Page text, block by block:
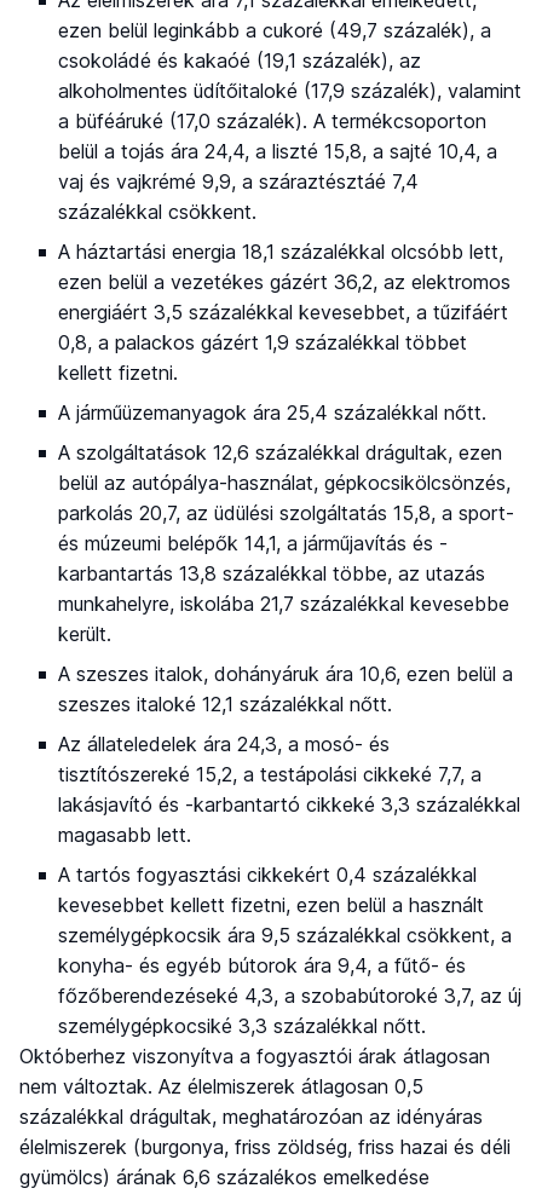
ezen belül leginkább a cukoré (49,7 százalék), a
csokoládé és kakaóé (19,1 százalék), az
alkoholmentes üdítőitaloké (17,9 százalék), valamint
a büféáruké (17,0 százalék). A termékcsoporton
belül a tojás ára 24,4, a liszté 15,8, a sajté 10,4, a
vaj és vajkrémé 9,9, a száraztésztáé 7,4
százalékkal csökkent.
A háztartási energia 18,1 százalékkal olcsóbb lett,
ezen belül a vezetékes gázért 36,2, az elektromos
energiáért 3,5 százalékkal kevesebbet, a tűzifáért
0,8, a palackos gázért 1,9 százalékkal többet
kellett fizetni.
A járműüzemanyagok ára 25,4 százalékkal nőtt.
A szolgáltatások 12,6 százalékkal drágultak, ezen
belül az autópálya-használat, gépkocsikölcsönzés,
parkolás 20,7, az üdülési szolgáltatás 15,8, a sport-
és múzeumi belépők 14,1, a járműjavítás és -
karbantartás 13,8 százalékkal többe, az utazás
munkahelyre, iskolába 21,7 százalékkal kevesebbe
került.
A szeszes italok, dohányáruk ára 10,6, ezen belül a
szeszes italoké 12,1 százalékkal nőtt.
Az állateledelek ára 24,3, a mosó- és
tisztítószereké 15,2, a testápolási cikkeké 7,7, a
lakásjavító és -karbantartó cikkeké 3,3 százalékkal
magasabb lett.
A tartós fogyasztási cikkekért 0,4 százalékkal
kevesebbet kellett fizetni, ezen belül a használt
személygépkocsik ára 9,5 százalékkal csökkent, a
konyha- és egyéb bútorok ára 9,4, a fűtő- és
főzőberendezéseké 4,3, a szobabútoroké 3,7, az új
személygépkocsiké 3,3 százalékkal nőtt.
Októberhez viszonyítva a fogyasztói árak átlagosan
nem változtak. Az élelmiszerek átlagosan 0,5
százalékkal drágultak, meghatározóan az idényáras
élelmiszerek (burgonya, friss zöldség, friss hazai és déli
gyümölcs) árának 6,6 százalékos emelkedése